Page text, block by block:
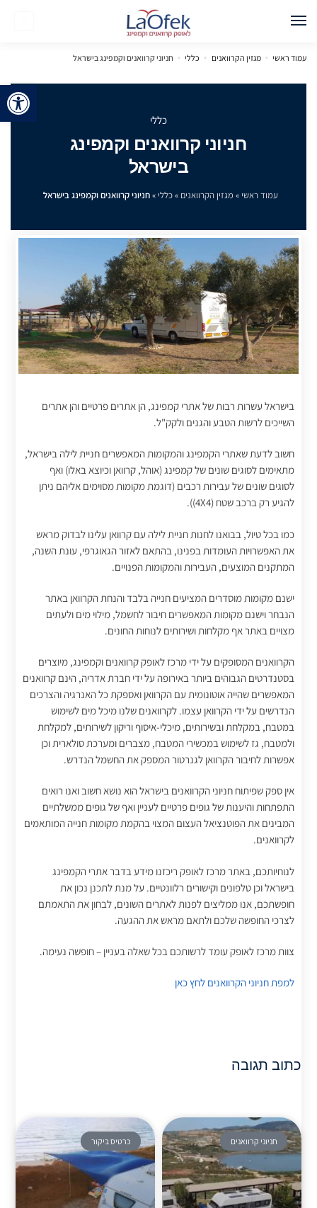
עמוד ראשי » מגזין הקרוואנים » כללי » חניוני קרוואנים וקמפינג בישראל
כללי
חניוני קרוואנים וקמפינג
בישראל
עמוד ראשי» מגזין הקרוואנים »כללי»חניוני קרוואנים וקמפינג בישראל
בישראל עשרות רבות של אתרי קמפינג, הן אתרים פרטיים והן אתרים
השייכים לרשות הטבע והגנים ולקק"ל.
חשוב לדעת שאתרי הקמפינג והמקומות המאפשרים חניית לילה בישראל,
מתאימים לסוגים שונים של קמפינג (אוהל, קרוואן וכיוצא באלו) ואף
לסוגים שונים של עבירות רכבים (דוגמת מקומות מסוימים אליהם ניתן
להגיע רק ברכב שטח (4X4)).
כמו בכל טיול, בבואנו לחנות חניית לילה עם קרוואן עלינו לבדוק מראש
את האפשרויות העומדות בפנינו, בהתאם לאזור הגאוגרפי, עונת השנה,
המתקנים המוצעים, העבירות והמקומות הפנויים.
ישנם מקומות מוסדרים המציעים חנייה בלבד והנחת הקרוואן באתר
הנבחר וישנם מקומות המאפשרים חיבור לחשמל, מילוי מים ולעתים
מצויים באתר אף מקלחות ושירותים לנוחות החונים.
הקרוואנים המסופקים על ידי מרכז לאופק קרוואנים וקמפינג, מיוצרים
בסטנדרטים הגבוהים ביותר באירופה על ידי חברת אדריה, הינם קרוואנים
המאפשרים שהייה אוטונומית עם הקרוואן ואספקת כל האנרגיה והצרכים
הנדרשים על ידי הקרוואן עצמו. לקרוואנים שלנו מיכל מים לשימוש
במטבח, במקלחת ובשירותים, מיכלי-איסוף וריקון לשירותים, למקלחת
ולמטבח, גז לשימוש במכשירי המטבח, מצברים ומערכת סולארית וכן
אפשרות לחיבור הקרוואן לגנרטור המספק את החשמל הנדרש.
אין ספק שפיתוח חניוני הקרוואנים בישראל הוא נושא חשוב ואנו רואים
התפתחות והיענות של גופים פרטיים לעניין ואף של גופים ממשלתיים
המבינים את הפוטנציאל העצום המצוי בהקמת מקומות חנייה המותאמים
לקרוואנים.
לנוחיותכם, באתר מרכז לאופק ריכזנו מידע בדבר אתרי הקמפינג
בישראל וכן טלפונים וקישורים רלוונטיים. על מנת לתכנן נכון את
חופשתכם, אנו ממליצים לפנות לאתרים השונים, לבחון את התאמתם
לצרכי החופשה שלכם ולתאם מראש את ההגעה.
צוות מרכז לאופק עומד לרשותכם בכל שאלה בעניין – חופשה נעימה.
למפת חניוני הקרוואנים לחץ כאן
כתוב תגובה
חניוני קרוואנים כרטיס ביקור